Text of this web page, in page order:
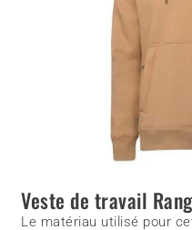
Veste de travail
Le matériau utilisé pour